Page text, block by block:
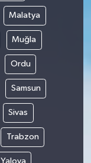
Malatya
Muğla
Ordu
Samsun
Sivas
Trabzon
Yalova